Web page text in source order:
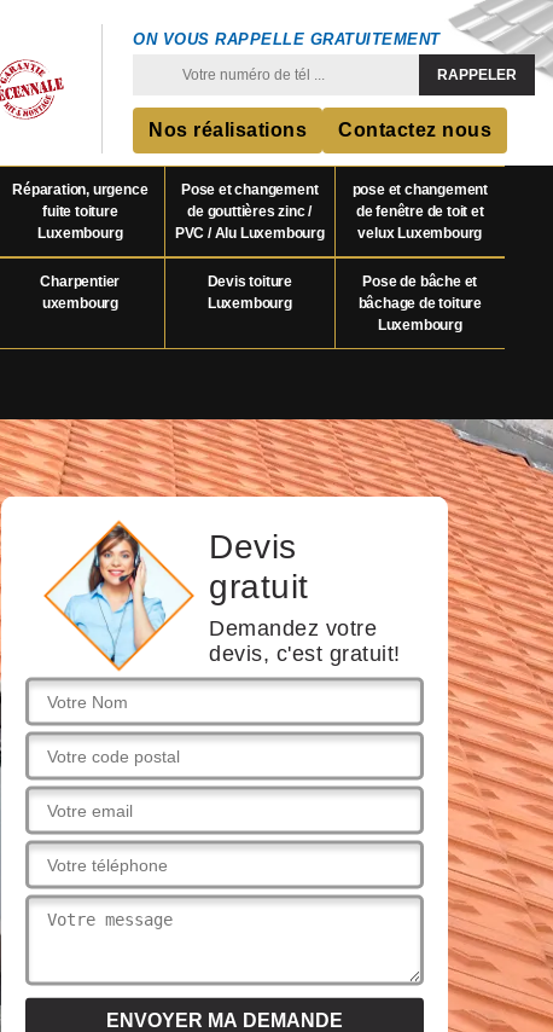
ON VOUS RAPPELLE GRATUITEMENT
Nos réalisations Contactez nous
Réparation, urgence
fuite toiture
Luxembourg
Pose et changement
de gouttières zinc /
PVC / Alu Luxembourg
pose et changement
de fenêtre de toit et
velux Luxembourg
Charpentier
uxembourg
Devis toiture
Luxembourg
Pose de bâche et
bâchage de toiture
Luxembourg
Devis
gratuit
Demandez votre
devis, c'est gratuit!